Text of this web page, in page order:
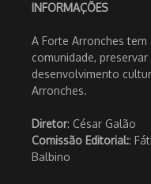
INFORMAÇÕES
A Forte Arronches
comunidade,
desenvolvimento
Arronches.
Diretor: César Galão
Comissão Editorial::
Balbino